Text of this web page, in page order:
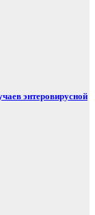
энтеровирусной